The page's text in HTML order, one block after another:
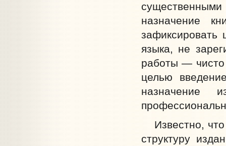
назначение
зафиксировать
языка, не
работы — чисто
целью
назначение
Известно, что
структуру